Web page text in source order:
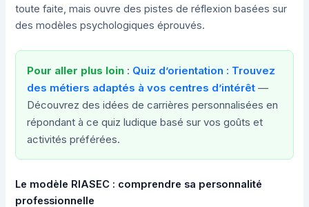
toute faite, mais ouvre des pistes de réflexion basées sur
des modèles psychologiques éprouvés.
Pour aller plus loin : Quiz d’orientation : Trouvez
des métiers adaptés à vos centres d’intérêt —
Découvrez des idées de carrières personnalisées en
répondant à ce quiz ludique basé sur vos goûts et
activités préférées.
Le modèle RIASEC : comprendre sa personnalité
professionnelle